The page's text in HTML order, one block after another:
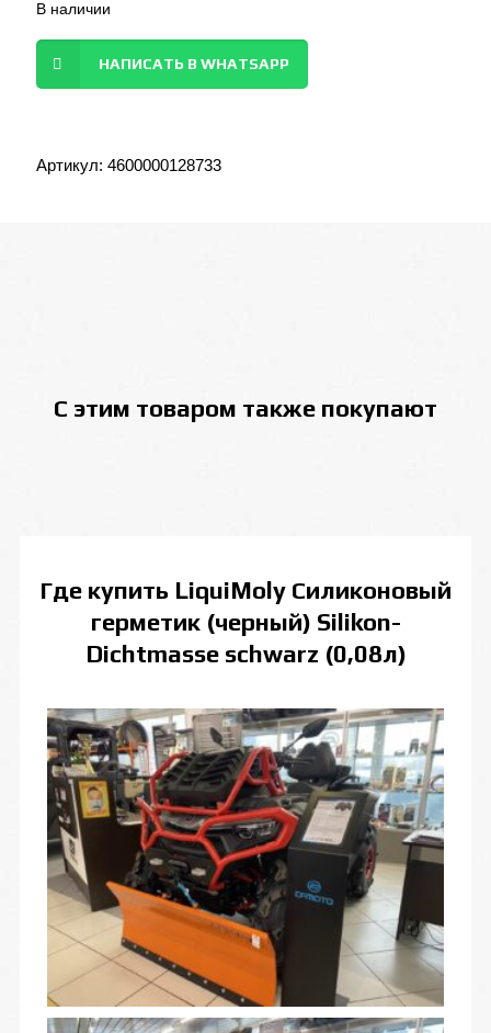
В наличии
НАПИСАТЬ В WHATSAPP
Артикул: 4600000128733
С этим товаром также покупают
Где купить LiquiMoly Силиконовый
герметик (черный) Silikon-
Dichtmasse schwarz (0,08л)